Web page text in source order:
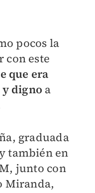
pocos la
con este
que era
digno a
graduada
también en
junto con
Miranda,